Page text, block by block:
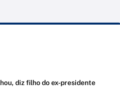
diz filho do ex-presidente